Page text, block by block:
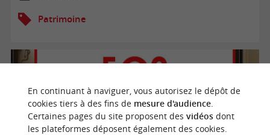
Patrimoine
En continuant à naviguer, vous autorisez le dépôt de
cookies tiers à des fins de mesure d'audience.
Certaines pages du site proposent des vidéosdont
les plateformes déposent également des cookies.